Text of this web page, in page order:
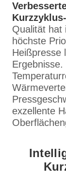
Qualität hat
höchste
Heißpresse
exzellente